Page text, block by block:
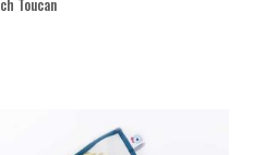
Toucan